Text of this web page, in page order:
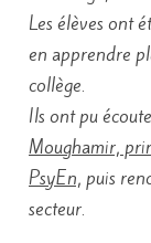
Les élèves ont
en apprendre
collège.
Ils ont pu
Moughamir,
PsyEn, puis
secteur.